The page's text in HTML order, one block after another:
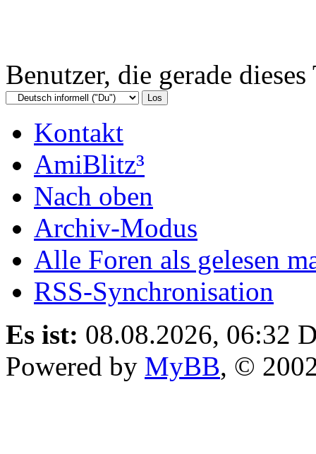
Benutzer, die gerade
Kontakt
AmiBlitz³
Nach oben
Archiv-Modus
Alle Foren als gelesen
RSS-Synchronisation
Es ist: 08.08.2026, 06:32
Powered by MyBB, ©